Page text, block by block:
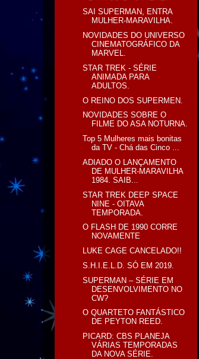
SAI SUPERMAN, ENTRA
MULHER-MARAVILHA.
NOVIDADES DO UNIVERSO
CINEMATOGRÁFICO DA
MARVEL.
STAR TREK - SÉRIE
ANIMADA PARA
ADULTOS.
O REINO DOS SUPERMEN.
NOVIDADES SOBRE O
FILME DO ASA NOTURNA.
Top 5 Mulheres mais bonitas
da TV - Chá das Cinco ...
ADIADO O LANÇAMENTO
DE MULHER-MARAVILHA
1984. SAIB...
STAR TREK DEEP SPACE
NINE - OITAVA
TEMPORADA.
O FLASH DE 1990 CORRE
NOVAMENTE
LUKE CAGE CANCELADO!!
S.H.I.E.L.D. SÓ EM 2019.
SUPERMAN – SÉRIE EM
DESENVOLVIMENTO NO
CW?
O QUARTETO FANTÁSTICO
DE PEYTON REED.
PICARD: CBS PLANEJA
VÁRIAS TEMPORADAS
DA NOVA SÉRIE.